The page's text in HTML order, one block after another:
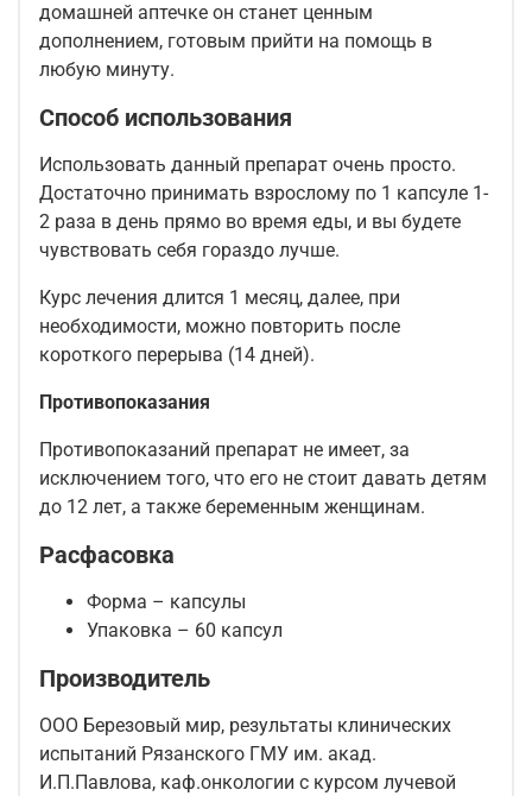
домашней аптечке он станет ценным
дополнением, готовым прийти на помощь в
любую минуту.
Способ использования
Использовать данный препарат очень просто.
Достаточно принимать взрослому по 1 капсуле 1-
2 раза в день прямо во время еды, и вы будете
чувствовать себя гораздо лучше.
Курс лечения длится 1 месяц, далее, при
необходимости, можно повторить после
короткого перерыва (14 дней).
Противопоказания
Противопоказаний препарат не имеет, за
исключением того, что его не стоит давать детям
до 12 лет, а также беременным женщинам.
Расфасовка
Форма – капсулы
Упаковка – 60 капсул
Производитель
ООО Березовый мир, результаты клинических
испытаний Рязанского ГМУ им. акад.
И.П.Павлова, каф.онкологии с курсом лучевой